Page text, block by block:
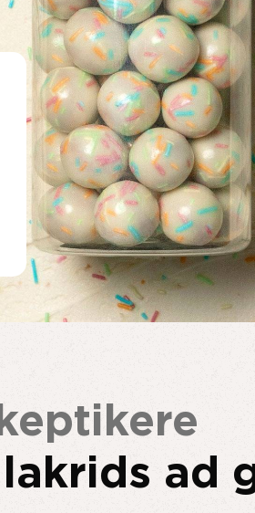
LIMITED EDITION
VORES B-CORP
ad